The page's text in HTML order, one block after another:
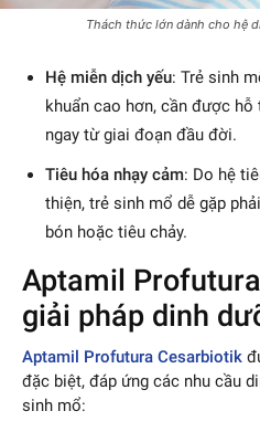
Thách thức lớn dành cho hệ
Hệ miễn dịch yếu: Trẻ sinh
khuẩn cao hơn, cần được
ngay từ giai đoạn đầu đời.
Tiêu hóa nhạy cảm: Do hệ
thiện, trẻ sinh mổ dễ gặp
bón hoặc tiêu chảy.
Aptamil
giải pháp dinh
Aptamil Profutura Cesarbiotik
đặc biệt, đáp ứng các nhu cầu
sinh mổ: